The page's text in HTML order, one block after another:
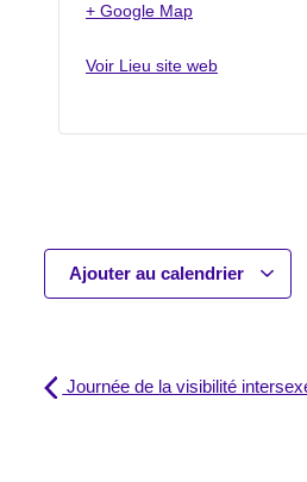
+ Google Map
Voir Lieu site web
Ajouter au calendrier
Journée de la visibilité